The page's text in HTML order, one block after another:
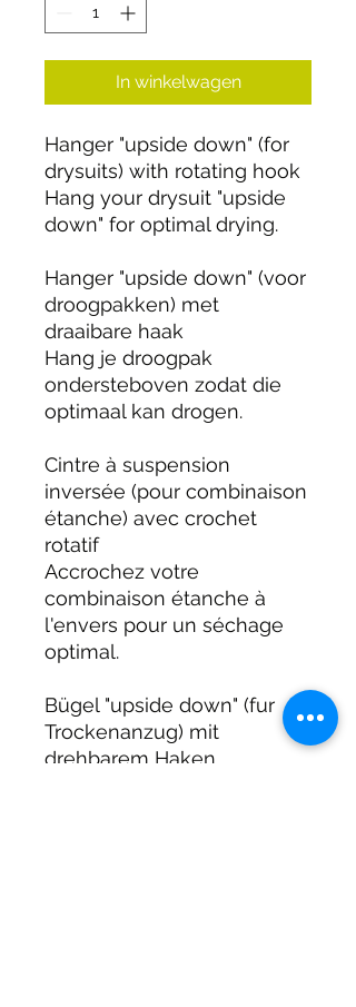
In winkelwagen
Hanger "upside down" (for
drysuits) with rotating hook
Hang your drysuit "upside
down" for optimal drying.
Hanger "upside down" (voor
droogpakken) met
draaibare haak
Hang je droogpak
ondersteboven zodat die
optimaal kan drogen.
Cintre à suspension
inversée (pour combinaison
étanche) avec crochet
rotatif
Accrochez votre
combinaison étanche à
l'envers pour un séchage
optimal.
Bügel "upside down" (fur
Trockenanzug) mit
drehbarem Haken